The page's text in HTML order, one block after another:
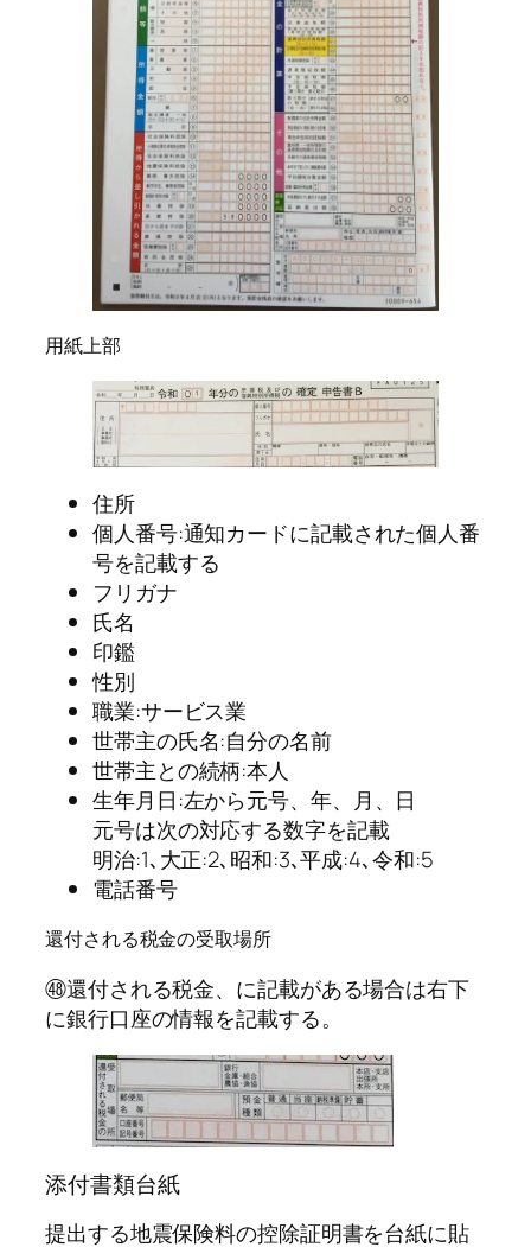
用紙上部
住所
個人番号:通知カードに記載された個人番
号を記載する
フリガナ
氏名
印鑑
性別
職業:サービス業
世帯主の氏名:自分の名前
世帯主との続柄:本人
生年月日:左から元号、年、月、日
元号は次の対応する数字を記載
明治:1､大正:2､昭和:3､平成:4､令和:5
電話番号
還付される税金の受取場所
㊽還付される税金、に記載がある場合は右下
に銀行口座の情報を記載する。
添付書類台紙
提出する地震保険料の控除証明書を台紙に貼